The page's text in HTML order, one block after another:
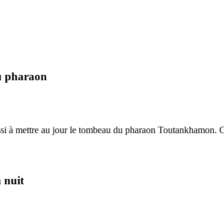
pharaon
à mettre au jour le tombeau du pharaon
nuit